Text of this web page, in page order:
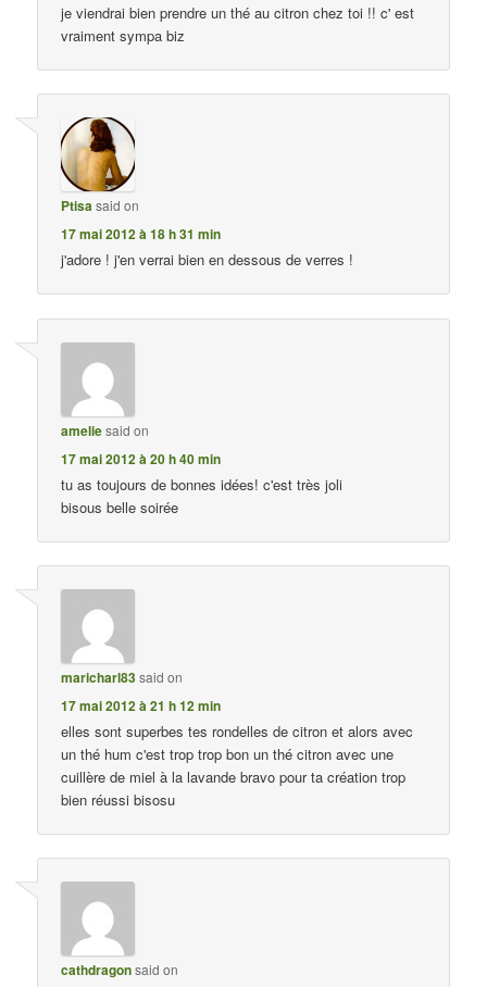
je viendrai bien prendre un thé au citron chez toi !! c' est
vraiment sympa biz
Ptisasaid on
17 mai 2012 à 18 h 31 min
j'adore ! j'en verrai bien en dessous de verres !
ameliesaid on
17 mai 2012 à 20 h 40 min
tu as toujours de bonnes idées! c'est très joli
bisous belle soirée
maricharl83said on
17 mai 2012 à 21 h 12 min
elles sont superbes tes rondelles de citron et alors avec
un thé hum c'est trop trop bon un thé citron avec une
cuillère de miel à la lavande bravo pour ta création trop
bien réussi bisosu
cathdragonsaid on